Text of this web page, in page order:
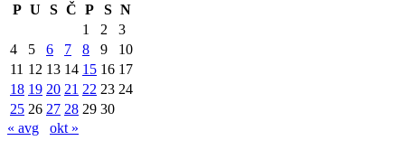
P U S Č P S N
1
2
3
4
5 6 7 8 9
10
11 12 13 14 15 16 17
18 19 20 21 22 23 24
25 26 27 28 29 30
« avg
okt »